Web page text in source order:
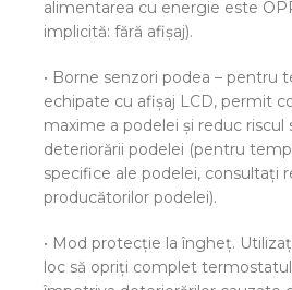
alimentarea cu energie este
implicită: fără afişaj).
• Borne senzori podea – pentru
echipate cu afişaj LCD, permit
maxime a podelei şi reduc riscul
deteriorării podelei (pentru
specifice ale podelei, consultaţi
producătorilor podelei).
• Mod protecţie la îngheţ.
loc să opriţi complet